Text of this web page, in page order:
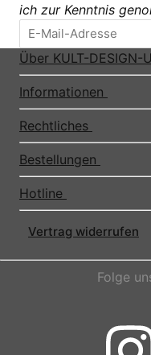
ich zur Kenntnis
Über KULT-DESIGN-
Informationen
Rechtliches
Bestellungen
Hotline
Vertrag widerrufen
Folge